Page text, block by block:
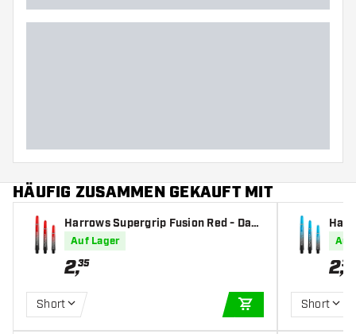
HÄUFIG ZUSAMMEN GEKAUFT MIT
Harrows Supergrip Fusion Red - Dart
Shafts
Auf Lager
2,35
Short
IN DEN
-
Auf
2,35
Short